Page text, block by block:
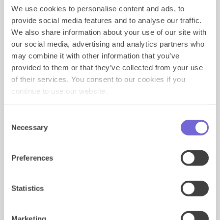
We use cookies to personalise content and ads, to
provide social media features and to analyse our traffic.
We also share information about your use of our site with
our social media, advertising and analytics partners who
may combine it with other information that you’ve
provided to them or that they’ve collected from your use
of their services. You consent to our cookies if you
continue to use our website.
Selection
Necessary
Preferences
Statistics
interesse in je merk/product/service en om
merkoverweging te creëren. Dit kan met Rich Media
door bijvoorbeeld het volgende:
Showcase meerdere producten in één ad: op
Facebook, Instagram en LinkedIn zie je vaak
carrousel- en collectieadvertenties waarmee je
meerdere afbeeldingen in één advertentie laat
zien. Dit en eigenlijk veel meer is ook mogelijk
met Rich Media. De
op een carrousel advertentie en deze kun je bij
kun je ook gebruik maken van de volgende
en
proposities uit te lichten en/of een merkverhaal